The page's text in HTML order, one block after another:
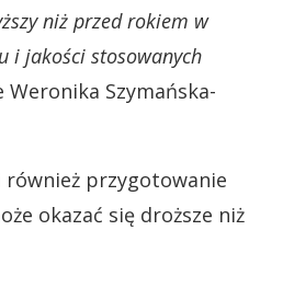
niż przed rokiem w
i jakości stosowanych
Weronika Szymańska-
przygotowanie
okazać się droższe niż